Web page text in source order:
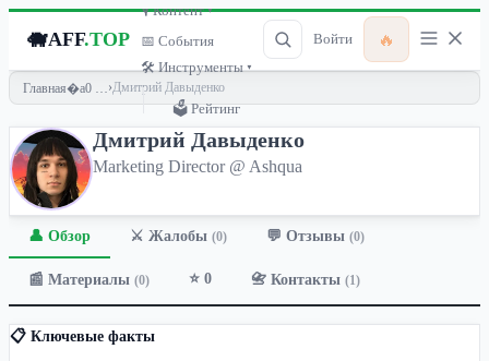
🐗AFF.TOP
🎙 Контент ▾
📅 События
🛠 Инструменты ▾
🗳 Рейтинг
Войти 🔥
Главная ›Дмитрий Давыденко
Дмитрий Давыденко
Marketing Director @ Ashqua
👤 Обзор ⚔️ Жалобы (0) 💬 Отзывы (0)
📰 Материалы (0) ⭐ 0 📇 Контакты (1)
📋 Ключевые факты